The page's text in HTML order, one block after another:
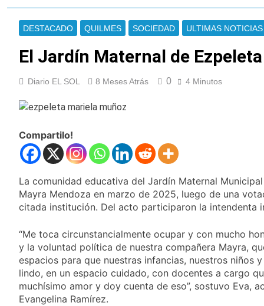
Secuestraron 11
vehículos durante un
operativo de tránsito
12 Horas Atrás
El embajador
argentino en Brasil
llegó para reunirse
con Quirno
Quilmes lo dejó
3,8% en julio
14 Horas Atrás
Quilmes: siete clubes
de barrio de la Liga
Femenina de fútbol
recibieron material
deportivo
16 Horas Atrás
Consejo Federal del
Trabajo: un nuevo
respeto al
federalismo
Boca oficializó la
llegada de Enner
Valencia
18 Horas Atrás
Carlos Balor y
monseñor Tissera en
DESTACADO QUILMES SOCIEDAD ULTIMAS NOTICIAS
El Jardín Maternal de
Diario EL SOL 8 Meses Atrás 0 4 Minutos
Compartilo!
La comunidad educativa del Jardín Maternal
Mayra Mendoza en marzo de 2025, luego de una
citada institución. Del acto participaron la intendenta
“Me toca circunstancialmente ocupar y con mucho
y la voluntad política de nuestra compañera Mayra,
espacios para que nuestras infancias, nuestros niños
lindo, en un espacio cuidado, con docentes a cargo
muchísimo amor y doy cuenta de eso”, sostuvo Eva,
Evangelina Ramírez.